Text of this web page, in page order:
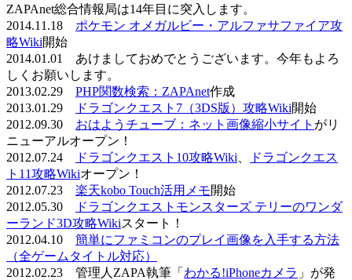
ZAPAnet総合情報局は14年目に突入します。
2014.11.18 ポケモン オメガルビー・アルファサファイア攻
略Wiki開始
2014.01.01 あけましておめでとうございます。今年もよろ
しくお願いします。
2013.02.29 PHP関数検索：ZAPAnet作成
2013.01.29
ドラゴンクエスト7（3DS版）攻略Wiki開始
2012.09.30 おはようチューブ：ネット画像縮小サイト がリ
ニューアルオープン！
2012.07.24
ドラゴンクエスト10攻略Wiki
ドラゴンクエス
ト11攻略Wikiオープン！
2012.07.23 楽天kobo Touch活用メモ開始
2012.05.30
ドラゴンクエストモンスターズ テリーのワンダ
ーランド3D攻略Wikiスタート！
2012.04.10 簡単にファミコンのプレイ画像を入手する方法
（全ゲームタイトル対応）
2012.02.23 管理人ZAPA執筆「 わかる!iPhoneカメラ 」が発